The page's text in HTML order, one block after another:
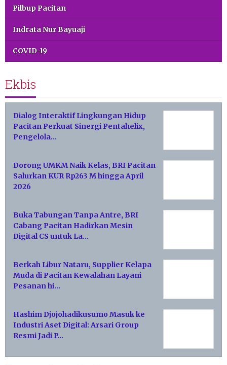
Pilbup Pacitan
Indrata Nur Bayuaji
COVID-19
Ekbis
Dialog Interaktif Lingkungan Hidup
Pacitan Perkuat Sinergi Pentahelix,
Pengelola…
Dorong UMKM Naik Kelas, BRI Pacitan
Salurkan KUR Rp263 M hingga April
2026
Buka Tabungan Tanpa Antre, BRI
Cabang Pacitan Hadirkan Mesin
Digital CS untuk La…
Berkah Libur Nataru, Supplier Kelapa
Muda di Pacitan Kewalahan Layani
Pesanan hi…
Hashim Djojohadikusumo Masuk ke
Industri Aset Digital: Arsari Group
Resmi Jadi P…